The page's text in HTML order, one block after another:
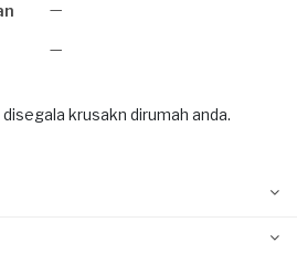
—
—
krusakn dirumah anda.